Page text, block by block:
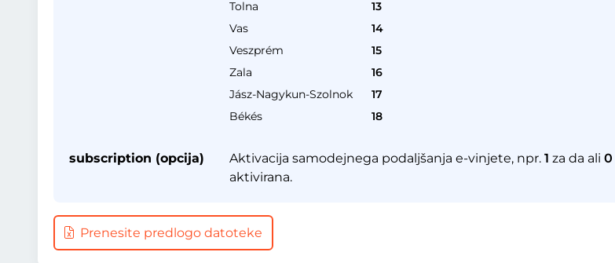
Tolna
13
Vas
14
Veszprém
15
Zala
16
Jász-Nagykun-Szolnok
17
Békés
18
subscription (opcija) Aktivacija samodejnega podaljšanja e-vinjete, npr. 1 za da ali 0
aktivirana.
Prenesite predlogo datoteke